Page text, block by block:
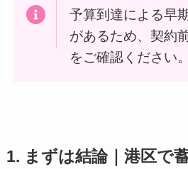
予算到達による早
があるため、契約
をご確認ください。
1. まずは結論｜港区で